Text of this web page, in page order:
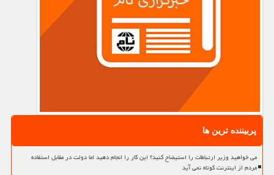
پربیننده ترین ها
می خواهید وزیر ارتباطات را استیضاح کنید؟ این کار را انجام دهید اما دولت در مقابل استفاده
مردم از اینترنت کوتاه نمی آید